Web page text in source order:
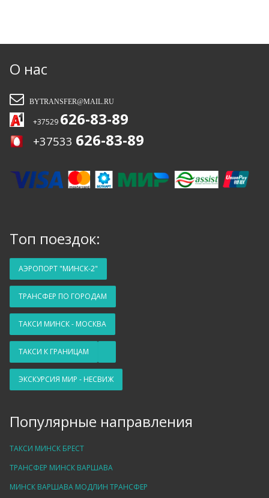
О нас
BYTRANSFER@MAIL.RU
+37529 626-83-89
+37533 626-83-89
Топ поездок:
АЭРОПОРТ "МИНСК-2"
ТРАНСФЕР ПО ГОРОДАМ
ТАКСИ МИНСК - МОСКВА
ТАКСИ К ГРАНИЦАМ
ЭКСКУРСИЯ МИР - НЕСВИЖ
Популярные направления
ТАКСИ МИНСК БРЕСТ
ТРАНСФЕР МИНСК ВАРШАВА
МИНСК ВАРШАВА МОДЛИН ТРАНСФЕР